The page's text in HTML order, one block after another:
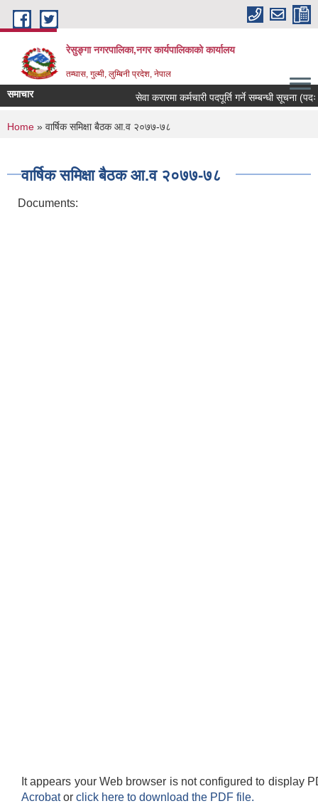
Skip to main content
रेसुङ्गा नगरपालिका,नगर कार्यपालिकाको कार्यालय
तम्घास, गुल्मी, लुम्बिनी प्रदेश, नेपाल
समाचार सेवा करारमा कर्मचारी पदपूर्ति गर्ने सम्बन्धी सूचना (पदः
You are here
Home » वार्षिक समिक्षा बैठक आ.व २०७७-७८
वार्षिक समिक्षा बैठक आ.व २०७७-७८
Documents:
It appears your Web browser is not configured to display
Acrobator click here to download the PDF file.